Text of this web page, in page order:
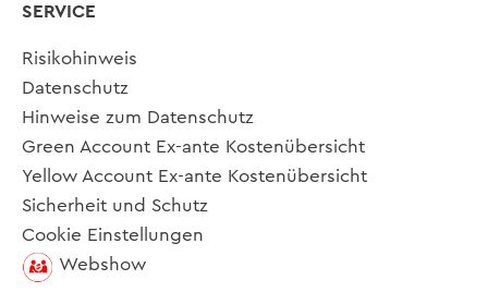
SERVICE
Risikohinweis
Datenschutz
Hinweise zum Datenschutz
Green Account Ex-ante Kostenübersicht
Yellow Account Ex-ante Kostenübersicht
Sicherheit und Schutz
Cookie Einstellungen
Webshow